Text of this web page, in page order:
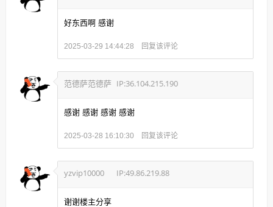
好东西啊 感谢
2025-03-29 14:44:28 回复该评论
范德萨范德萨 IP:36.104.215.190
感谢 感谢 感谢 感谢
2025-03-28 16:10:30 回复该评论
yzvip10000 IP:49.86.219.88
谢谢楼主分享